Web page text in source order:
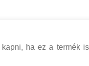
ha ez a termék